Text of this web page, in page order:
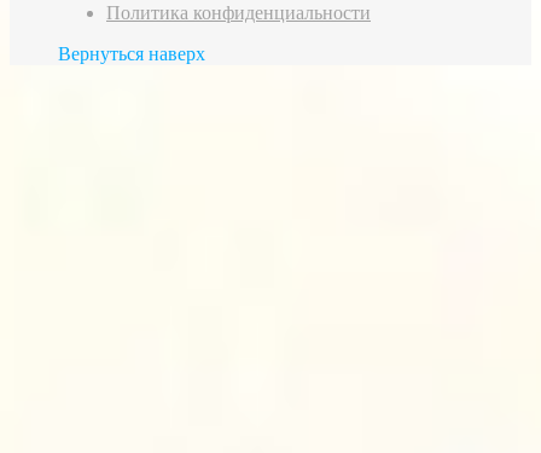
Политика конфиденциальности
Вернуться наверх